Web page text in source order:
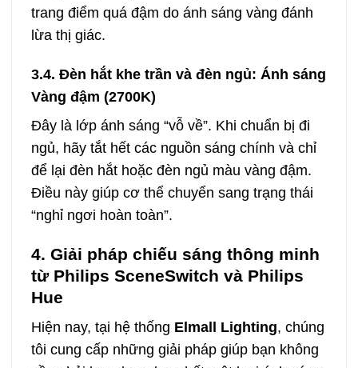
trang điểm quá đậm do ánh sáng vàng đánh
lừa thị giác.
3.4. Đèn hắt khe trần và đèn ngủ: Ánh sáng
Vàng đậm (2700K)
Đây là lớp ánh sáng “vỗ về”. Khi chuẩn bị đi
ngủ, hãy tắt hết các nguồn sáng chính và chỉ
để lại đèn hắt hoặc đèn ngủ màu vàng đậm.
Điều này giúp cơ thể chuyển sang trạng thái
“nghỉ ngơi hoàn toàn”.
4. Giải pháp chiếu sáng thông minh
từ Philips SceneSwitch và Philips
Hue
Hiện nay, tại hệ thống Elmall Lighting, chúng
tôi cung cấp những giải pháp giúp bạn không